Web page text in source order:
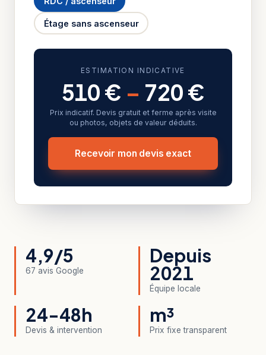
Étage sans ascenseur
ESTIMATION INDICATIVE
510 € – 720 €
Prix indicatif. Devis gratuit et ferme après visite
ou photos, objets de valeur déduits.
Recevoir mon devis exact
4,9/5
67 avis Google
Depuis
2021
Équipe locale
24-48h
Devis & intervention
m³
Prix fixe transparent